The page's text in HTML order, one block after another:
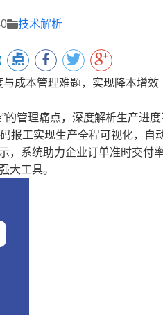
技术解析
成本管理难题，实现降本增效
管理痛点，深度解析生产进
报工实现生产全程可视化，自
，系统助力企业订单准时交付
大工具。